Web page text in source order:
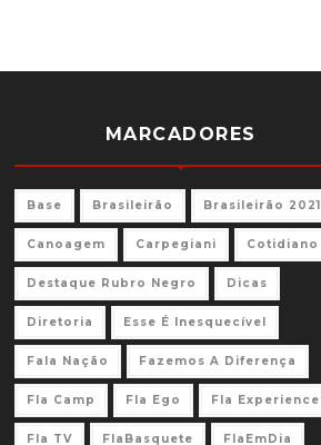
MARCADORES
Base Brasileirão Brasileirão 2021
Canoagem Carpegiani Cotidiano
Destaque Rubro Negro Dicas
Diretoria Esse É Inesquecível
Fala Nação Fazemos A Diferença
Fla Camp Fla Ego Fla Experience
Fla TV FlaBasquete FlaEmDia